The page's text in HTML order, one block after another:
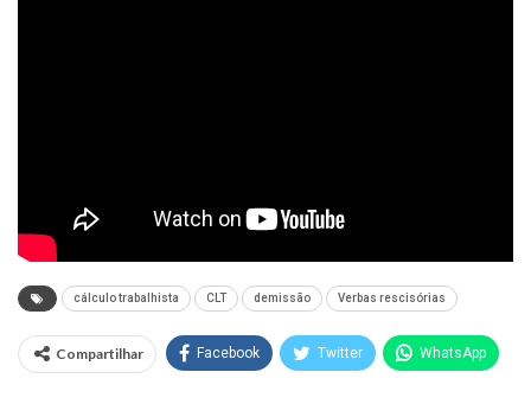
cálculo trabalhista CLT demissão Verbas rescisórias
Compartilhar Facebook Twitter WhatsApp